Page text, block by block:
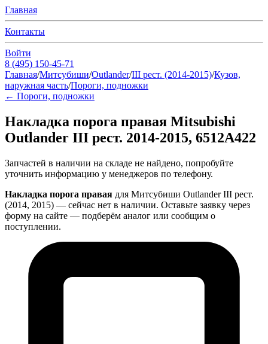
Главная
Контакты
Войти
8 (495) 150-45-71
Главная/Митсубиши/Outlander/III рест. (2014-2015)/Кузов,
наружная часть/Пороги, подножки
← Пороги, подножки
Накладка порога правая Mitsubishi
Outlander III рест. 2014-2015, 6512A422
Запчастей в наличии на складе не найдено, попробуйте
уточнить информацию у менеджеров по телефону.
Накладка порога правая для Митсубиши Outlander III рест.
(2014, 2015) — сейчас нет в наличии. Оставьте заявку через
форму на сайте — подберём аналог или сообщим о
поступлении.